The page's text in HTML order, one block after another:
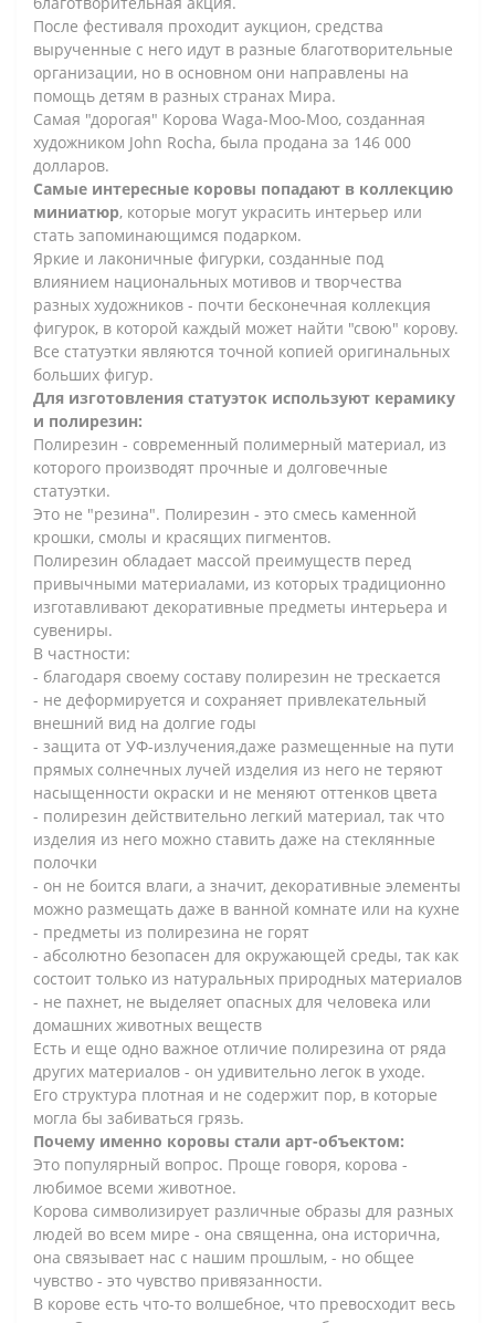
После фестиваля проходит аукцион, средства
вырученные с него идут в разные благотворительные
организации, но в основном они направлены на
помощь детям в разных странах Мира.
Самая "дорогая" Корова Waga-Moo-Moo, созданная
художником John Rocha, была продана за 146 000
долларов.
Самые интересные коровы попадают в коллекцию
миниатюр, которые могут украсить интерьер или
стать запоминающимся подарком.
Яркие и лаконичные фигурки, созданные под
влиянием национальных мотивов и творчества
разных художников - почти бесконечная коллекция
фигурок, в которой каждый может найти "свою" корову.
Все статуэтки являются точной копией оригинальных
больших фигур.
Для изготовления статуэток используют керамику
и полирезин:
Полирезин - современный полимерный материал, из
которого производят прочные и долговечные
статуэтки.
Это не "резина". Полирезин - это смесь каменной
крошки, смолы и красящих пигментов.
Полирезин обладает массой преимуществ перед
привычными материалами, из которых традиционно
изготавливают декоративные предметы интерьера и
сувениры.
В частности:
- благодаря своему составу полирезин не трескается
- не деформируется и сохраняет привлекательный
внешний вид на долгие годы
- защита от УФ-излучения,даже размещенные на пути
прямых солнечных лучей изделия из него не теряют
насыщенности окраски и не меняют оттенков цвета
- полирезин действительно легкий материал, так что
изделия из него можно ставить даже на стеклянные
полочки
- он не боится влаги, а значит, декоративные элементы
можно размещать даже в ванной комнате или на кухне
- предметы из полирезина не горят
- абсолютно безопасен для окружающей среды, так как
состоит только из натуральных природных материалов
- не пахнет, не выделяет опасных для человека или
домашних животных веществ
Есть и еще одно важное отличие полирезина от ряда
других материалов - он удивительно легок в уходе.
Его структура плотная и не содержит пор, в которые
могла бы забиваться грязь.
Почему именно коровы стали арт-объектом:
Это популярный вопрос. Проще говоря, корова -
любимое всеми животное.
Корова символизирует различные образы для разных
людей во всем мире - она священна, она исторична,
она связывает нас с нашим прошлым, - но общее
чувство - это чувство привязанности.
В корове есть что-то волшебное, что превосходит весь